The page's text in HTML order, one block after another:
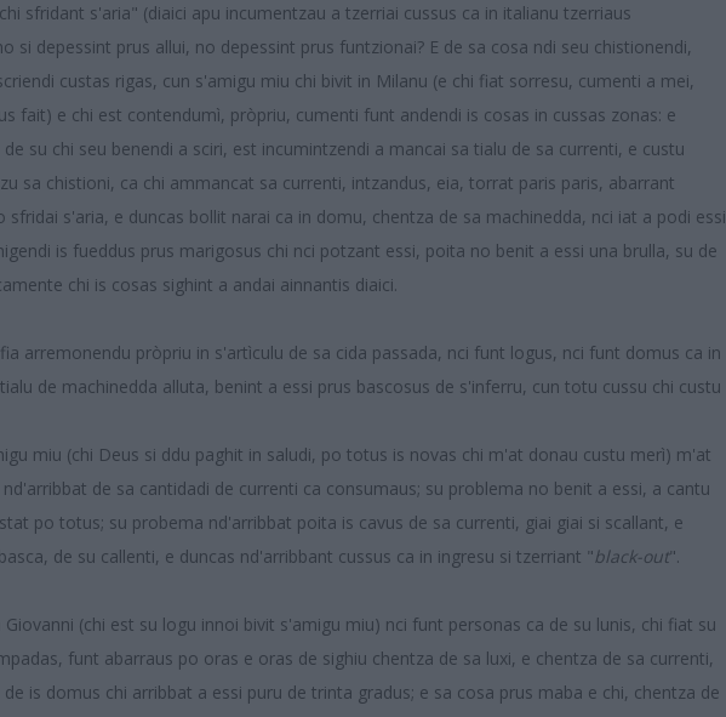
sfridant s'aria" (diaici apu incumentzau a tzerriai cussus ca in italianu tzerriaus
si depessint prus allui, no depessint prus funtzionai? E de sa cosa ndi seu chistionendi,
custas rigas, cun s'amigu miu chi bivit in Milanu (e chi fiat sorresu, cumenti a mei,
fait) e chi est contendumì, pròpriu, cumenti funt andendi is cosas in cussas zonas: e
su chi seu benendi a sciri, est incumintzendi a mancai sa tialu de sa currenti, e custu
sa chistioni, ca chi ammancat sa currenti, intzandus, eia, torrat paris paris, abarrant
sfridai s'aria, e duncas bollit narai ca in domu, chentza de sa machinedda, nci iat a podi essi
is fueddus prus marigosus chi nci potzant essi, poita no benit a essi una brulla, su de
chi is cosas sighint a andai ainnantis diaici.
arremonendu pròpriu in s'artìculu de sa cida passada, nci funt logus, nci funt domus ca in
de machinedda alluta, benint a essi prus bascosus de s'inferru, cun totu cussu chi custu
miu (chi Deus si ddu paghit in saludi, po totus is novas chi m'at donau custu merì) m'at
de sa cantidadi de currenti ca consumaus; su problema no benit a essi, a cantu
po totus; su probema nd'arribbat poita is cavus de sa currenti, giai giai si scallant, e
de su callenti, e duncas nd'arribbant cussus ca in ingresu si tzerriant "black-out".
(chi est su logu innoi bivit s'amigu miu) nci funt personas ca de su lunis, chi fiat su
funt abarraus po oras e oras de sighiu chentza de sa luxi, e chentza de sa currenti,
is domus chi arribbat a essi puru de trinta gradus; e sa cosa prus maba e chi, chentza de